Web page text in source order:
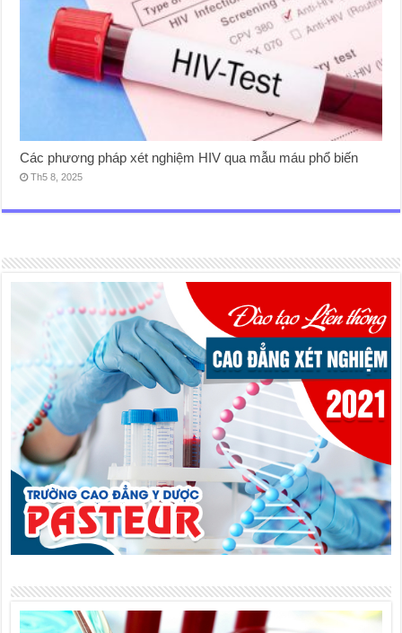
Các phương pháp xét nghiệm HIV qua mẫu máu phổ biến
Th5 8, 2025